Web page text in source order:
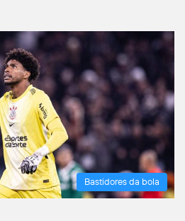
Bastidores da bola